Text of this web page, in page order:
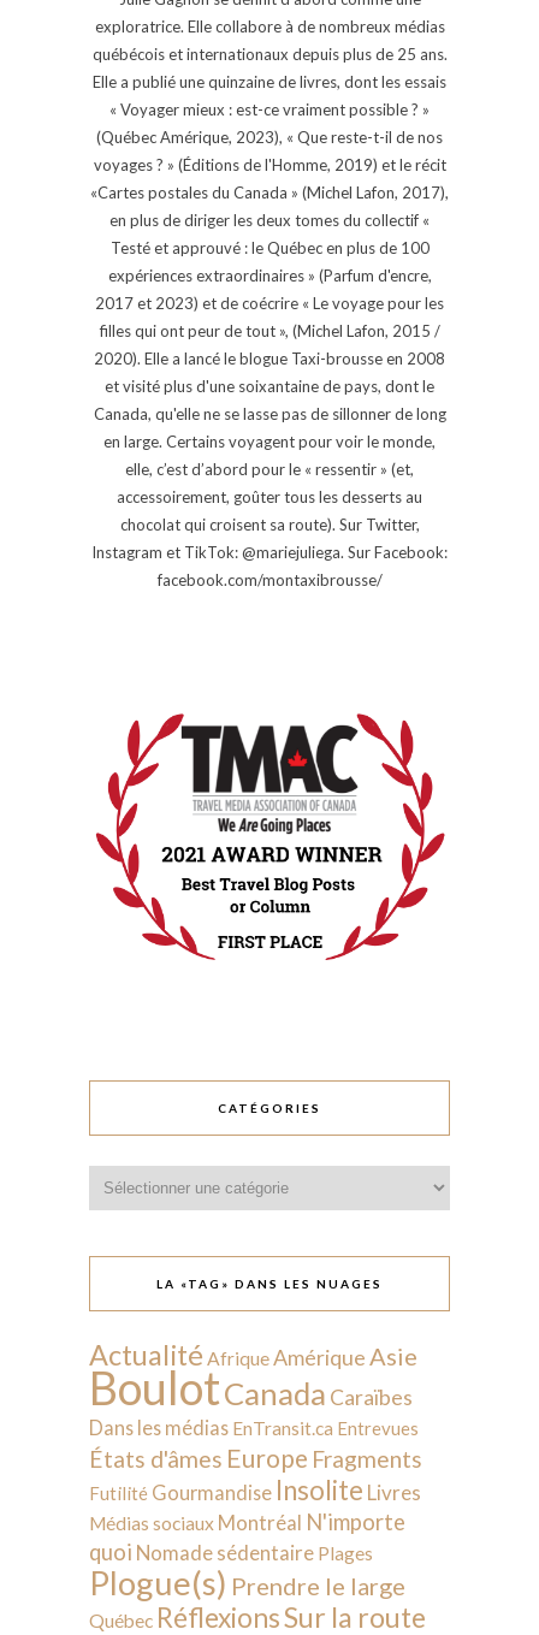
exploratrice. Elle collabore à de nombreux médias
québécois et internationaux depuis plus de 25 ans.
Elle a publié une quinzaine de livres, dont les essais
« Voyager mieux : est-ce vraiment possible ? »
(Québec Amérique, 2023), « Que reste-t-il de nos
voyages ? » (Éditions de l'Homme, 2019) et le récit
«Cartes postales du Canada » (Michel Lafon, 2017),
en plus de diriger les deux tomes du collectif «
Testé et approuvé : le Québec en plus de 100
expériences extraordinaires » (Parfum d'encre,
2017 et 2023) et de coécrire « Le voyage pour les
filles qui ont peur de tout », (Michel Lafon, 2015 /
2020). Elle a lancé le blogue Taxi-brousse en 2008
et visité plus d'une soixantaine de pays, dont le
Canada, qu'elle ne se lasse pas de sillonner de long
en large. Certains voyagent pour voir le monde,
elle, c’est d’abord pour le « ressentir » (et,
accessoirement, goûter tous les desserts au
chocolat qui croisent sa route). Sur Twitter,
Instagram et TikTok: @mariejuliega. Sur Facebook:
facebook.com/montaxibrousse/
CATÉGORIES
LA «TAG» DANS LES NUAGES
Actualité AfriqueAmérique Asie
BoulotCanada Caraïbes
Dans les médias EnTransit.ca Entrevues
États d'âmes Europe Fragments
Futilité Gourmandise Insolite Livres
Médias sociaux Montréal N'importe
quoi Nomade sédentaire Plages
Plogue(s) Prendre le large
Québec RéflexionsSur la route